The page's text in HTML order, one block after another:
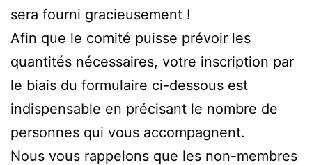
sera fourni gracieusement !
Afin que le comité puisse prévoir les
quantités nécessaires, votre inscription par
le biais du formulaire ci-dessous est
indispensable en précisant le nombre de
personnes qui vous accompagnent.
Nous vous rappelons que les non-membres